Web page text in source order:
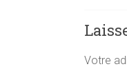
Votre